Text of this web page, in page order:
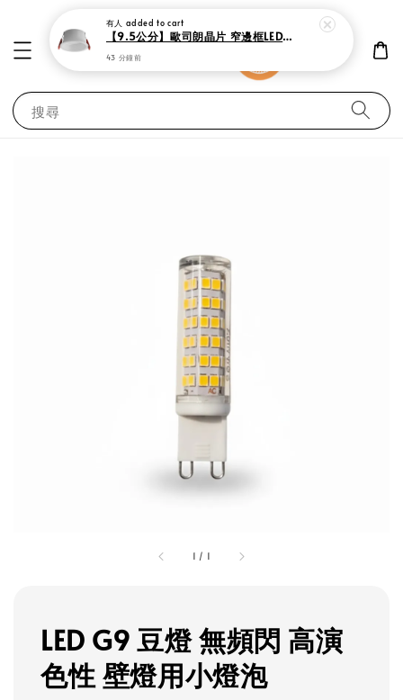
搜尋
1 / 1
LED G9 豆燈 無頻閃 高演
色性 壁燈用小燈泡
有人 added to cart
【9.5公分】歐司朗晶片 窄邊框LED防眩崁燈 10瓦
43 分鐘前